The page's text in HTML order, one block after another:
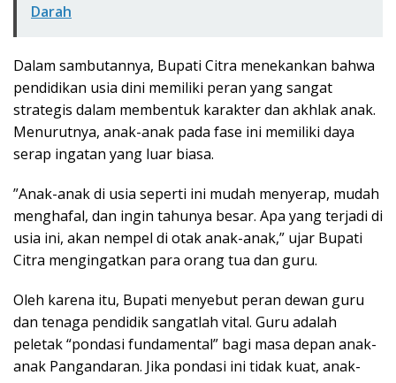
Darah
Dalam sambutannya, Bupati Citra menekankan bahwa
pendidikan usia dini memiliki peran yang sangat
strategis dalam membentuk karakter dan akhlak anak.
Menurutnya, anak-anak pada fase ini memiliki daya
serap ingatan yang luar biasa.
​”Anak-anak di usia seperti ini mudah menyerap, mudah
menghafal, dan ingin tahunya besar. Apa yang terjadi di
usia ini, akan nempel di otak anak-anak,” ujar Bupati
Citra mengingatkan para orang tua dan guru.
​Oleh karena itu, Bupati menyebut peran dewan guru
dan tenaga pendidik sangatlah vital. Guru adalah
peletak “pondasi fundamental” bagi masa depan anak-
anak Pangandaran. Jika pondasi ini tidak kuat, anak-